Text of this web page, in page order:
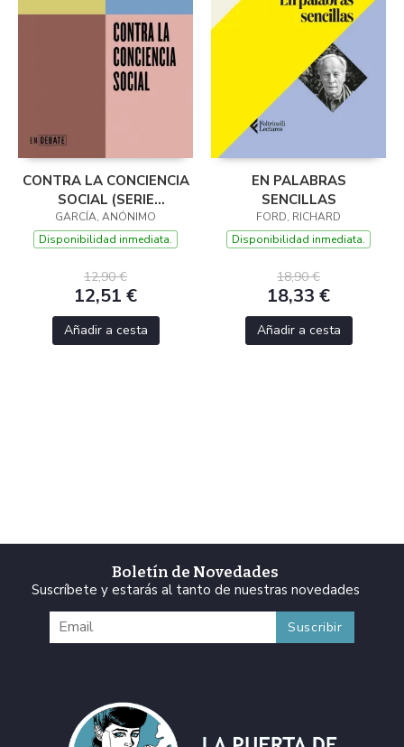
CONTRA LA CONCIENCIA
SOCIAL (SERIE
ENDEBATE)
GARCÍA, ANÓNIMO
Disponibilidad inmediata.
12,90 €
12,51 €
Añadir a cesta
EN PALABRAS
SENCILLAS
FORD, RICHARD
Disponibilidad inmediata.
18,90 €
18,33 €
Añadir a cesta
Boletín de Novedades
Suscríbete y estarás al tanto de nuestras novedades